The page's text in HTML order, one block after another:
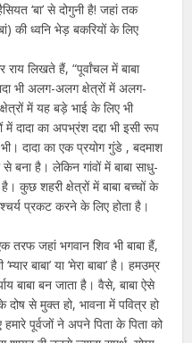
‘बा’ से दोगुनी है! जहां तक
की ध्वनि भेड़ बकरियों के लिए
लिखते हैं, “पूर्वांचल में बाबा
भी अलग-अलग क्षेत्रों में अलग-
में यह बड़े भाई के लिए भी
दादा का अपभ्रंश दद्दा भी इसी रूप
दादा का एक प्रयोग गुंडे , बदमाश
से बना है। लेकिन गांवों में बाबा साधु-
कुछ शहरी क्षेत्रों में बाबा बच्चों के
प्रकट करने के लिए होता है।
जहां भगवान शिव भी बाबा हैं,
बाबा’ या ‘मेरा बाबा’ है। हमउम्र
बाबा बन जाता है। वैसे, बाबा ऐसे
दोष से मुक्त हो, भावना में पवित्र हो
पूर्वजों ने अपने पिता के पिता को